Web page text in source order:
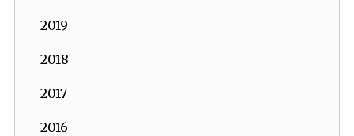
2019
2018
2017
2016